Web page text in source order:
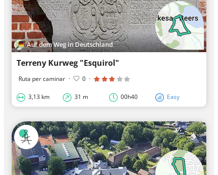
Auf dem Weg in Deutschland
Terreny Kurweg "Esquirol"
Ruta per caminar · 0 ·
3,13 km 31 m 00h40 Easy